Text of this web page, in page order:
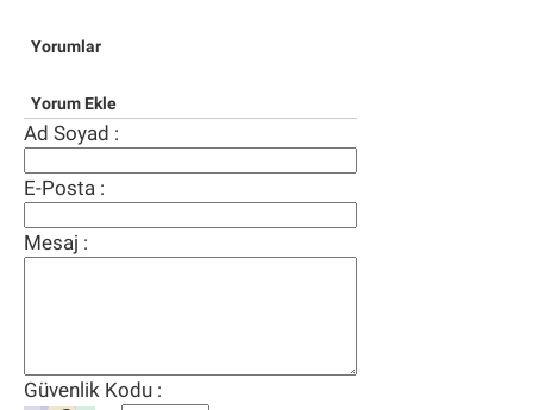
Yorumlar
Yorum Ekle
Ad Soyad :
E-Posta :
Mesaj :
Güvenlik Kodu :